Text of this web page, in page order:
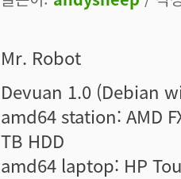
Mr. Robot
Devuan 1.0 (Debian
amd64 station: AMD
TB HDD
amd64 laptop: HP